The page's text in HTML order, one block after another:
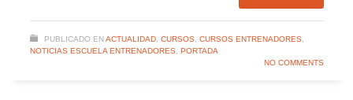
PUBLICADO EN ACTUALIDAD, CURSOS, CURSOS ENTRENADORES,
NOTICIAS ESCUELA ENTRENADORES, PORTADA
NO COMMENTS